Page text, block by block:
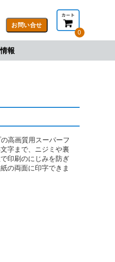
0
込)
報
高画質用スーパーフ
字まで、ニジミや裏
印刷のにじみを防ぎ
の両面に印字できま